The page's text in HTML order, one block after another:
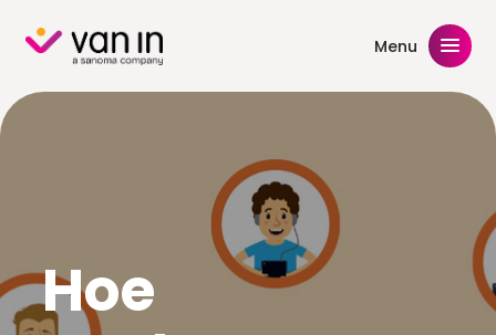
content Menu
Hoe